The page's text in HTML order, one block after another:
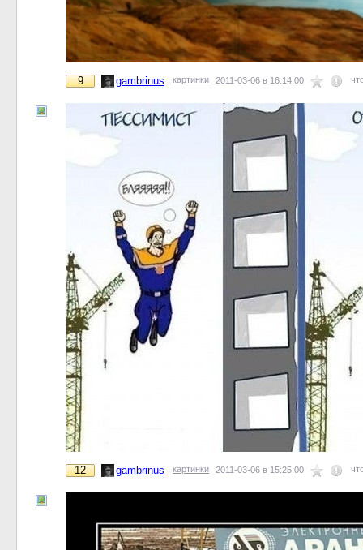
9 gambrinus картинки 2011-03-06 в 16:14:00
12 gambrinus картинки 2011-03-06 в 15:25:00